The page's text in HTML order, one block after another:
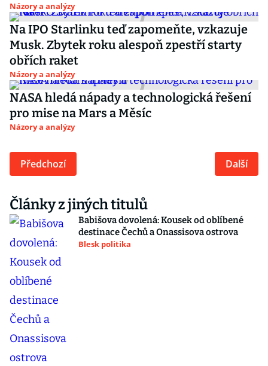
Názory a analýzy
Na IPO Starlinku teď zapomeňte, vzkazuje
Musk. Zbytek roku alespoň zpestří starty
obřích raket
Názory a analýzy
NASA hledá nápady a technologická řešení
pro mise na Mars a Měsíc
Názory a analýzy
Předchozí Další
Články z jiných titulů
Babišova dovolená: Kousek od oblíbené
destinace Čechů a Onassisova ostrova
Blesk politika